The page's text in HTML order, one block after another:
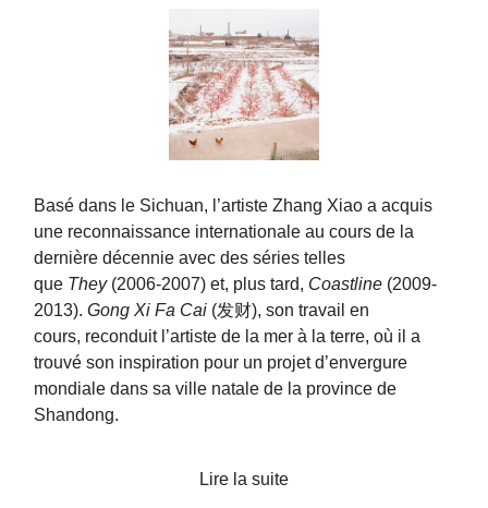
Basé dans le Sichuan, l’artiste Zhang Xiao a acquis
une reconnaissance internationale au cours de la
dernière décennie avec des séries telles
que They(2006-2007) et, plus tard, Coastline (2009-
2013). Gong Xi Fa Cai (发财), son travail en
cours, reconduit l’artiste de la mer à la terre, où il a
trouvé son inspiration pour un projet d’envergure
mondiale dans sa ville natale de la province de
Shandong.
Lire la suite